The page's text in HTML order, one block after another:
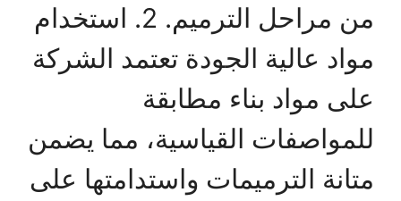
من مراحل الترميم. 2. استخدام
مواد عالية الجودة تعتمد الشركة
على مواد بناء مطابقة
للمواصفات القياسية، مما يضمن
متانة الترميمات واستدامتها على